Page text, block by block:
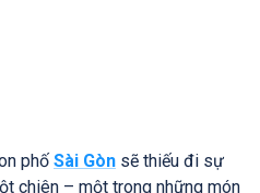
phố Sài Gòn sẽ thiếu đi sự
chiên – một trong những món